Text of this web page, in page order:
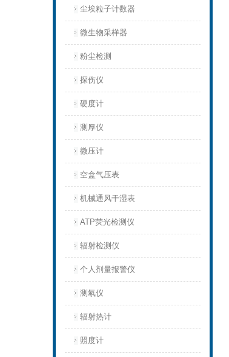
尘埃粒子计数器
微生物采样器
粉尘检测
探伤仪
硬度计
测厚仪
微压计
空盒气压表
机械通风干湿表
ATP荧光检测仪
辐射检测仪
个人剂量报警仪
测氡仪
辐射热计
照度计